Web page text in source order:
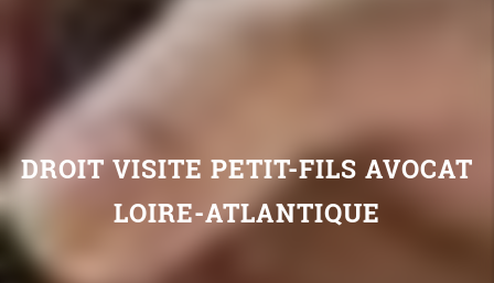
DROIT VISITE PETIT-FILS AVOCAT
LOIRE-ATLANTIQUE